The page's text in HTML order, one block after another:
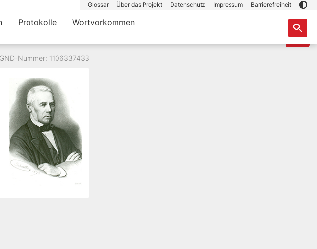
Glossar Über das Projekt Datenschutz Impressum Barrierefreiheit
Protokolle Wortvorkommen
GND-Nummer: 1106337433